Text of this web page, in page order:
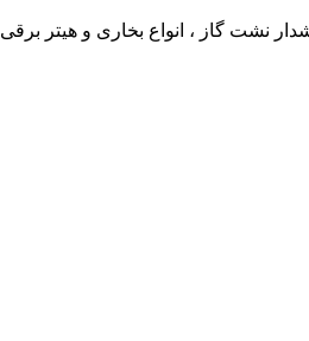
نشت گاز ، انواع بخاری و هیتر برقی